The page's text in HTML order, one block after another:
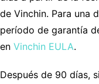
de Vinchin. Para una
período de garantía
en Vinchin EULA.
Después de 90 días,